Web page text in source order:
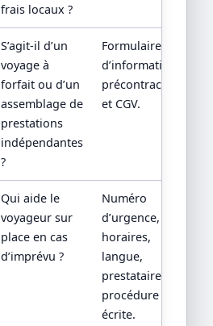
frais locaux ?
S’agit-il d’un
voyage à
forfait ou d’un
assemblage de
prestations
indépendantes
?
Formulaire
d’information
précontractuelle
et CGV.
Qui aide le
voyageur sur
place en cas
d’imprévu ?
Numéro
d’urgence,
horaires,
langue,
prestataire local,
procédure
écrite.